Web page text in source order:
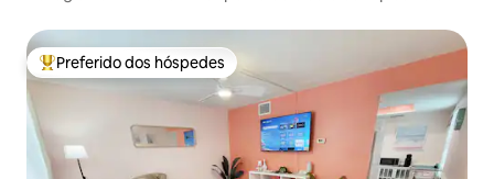
Entre os melhores preferidos dos hóspedes
Preferido dos hóspedes